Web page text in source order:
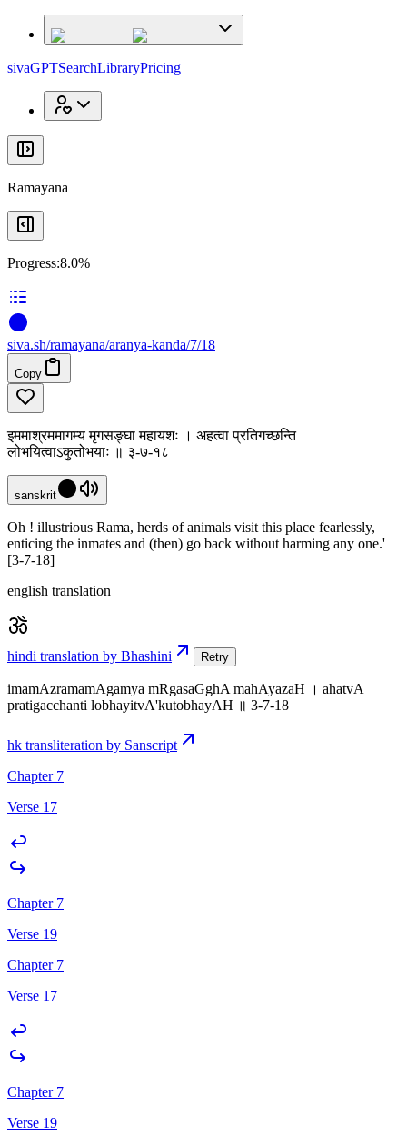
sivaGPTSearchLibraryPricing
Ramayana
Progress:8.0%
siva.sh/ramayana/aranya-kanda/7/18
Copy
इममाश्रममागम्य मृगसङ्घा महायशः । अहत्वा प्रतिगच्छन्ति
लोभयित्वाऽकुतोभयाः ॥ ३-७-१८
sanskrit
Oh ! illustrious Rama, herds of animals visit this place fearlessly,
enticing the inmates and (then) go back without harming any one.'
[3-7-18]
english translation
hindi translation by Bhashini Retry
imamAzramamAgamya mRgasaGghA mahAyazaH । ahatvA
pratigacchanti lobhayitvA'kutobhayAH ॥ 3-7-18
hk transliteration by Sanscript
Chapter 7
Verse 17
Chapter 7
Verse 19
Chapter 7
Verse 17
Chapter 7
Verse 19